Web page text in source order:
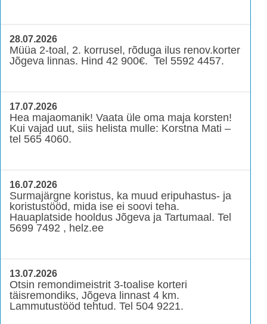
28.07.2026
Müüa 2-toal, 2. korrusel, rõduga ilus renov.korter
Jõgeva linnas. Hind 42 900€. Tel 5592 4457.
17.07.2026
Hea majaomanik! Vaata üle oma maja korsten!
Kui vajad uut, siis helista mulle: Korstna Mati –
tel 565 4060.
16.07.2026
Surmajärgne koristus, ka muud eripuhastus- ja
koristustööd, mida ise ei soovi teha.
Hauaplatside hooldus Jõgeva ja Tartumaal. Tel
5699 7492 , helz.ee
13.07.2026
Otsin remondimeistrit 3-toalise korteri
täisremondiks, Jõgeva linnast 4 km.
Lammutustööd tehtud. Tel 504 9221.